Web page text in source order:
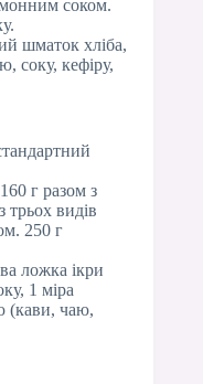
соком.
шматок хліба,
соку, кефіру,
г разом з
трьох видів
250 г
ложка ікри
1 міра
(кави, чаю,